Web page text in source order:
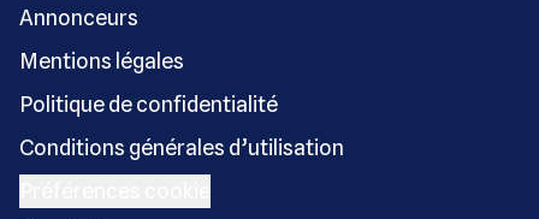
Annonceurs
Mentions légales
Politique de confidentialité
Conditions générales d’utilisation